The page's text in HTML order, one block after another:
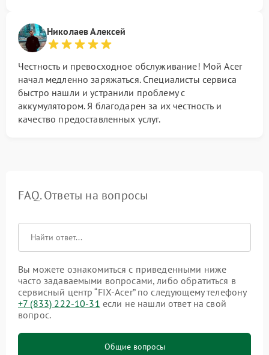
Николаев Алексей
Честность и превосходное обслуживание! Мой Acer
начал медленно заряжаться. Специалисты сервиса
быстро нашли и устранили проблему с
аккумулятором. Я благодарен за их честность и
качество предоставленных услуг.
FAQ. Ответы на вопросы
Вы можете ознакомиться с приведенными ниже
часто задаваемыми вопросами, либо обратиться в
сервисный центр “FIX-Acer” по следующему телефону
+7 (833) 222-10-31 если не нашли ответ на свой
вопрос.
Общие вопросы